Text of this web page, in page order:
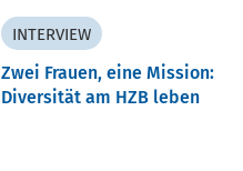
INTERVIEW
Zwei Frauen, eine Mission:
Diversität am HZB leben